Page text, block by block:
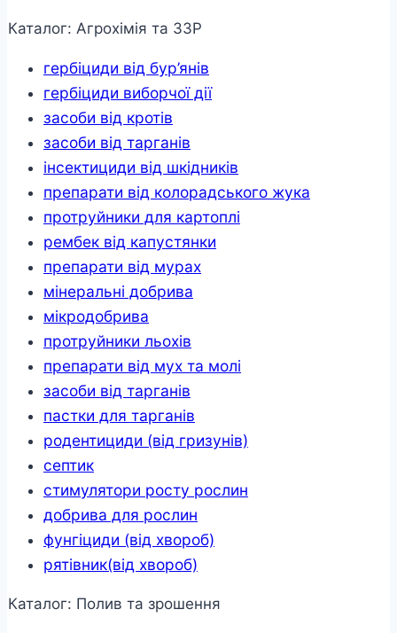
Каталог: Агрохімія та ЗЗР
гербіциди від бур’янів
гербіциди виборчої дії
засоби від кротів
засоби від тарганів
інсектициди від шкідників
препарати від колорадського жука
протруйники для картоплі
рембек від капустянки
препарати від мурах
мінеральні добрива
мікродобрива
протруйники льохів
препарати від мух та молі
засоби від тарганів
пастки для тарганів
родентициди (від гризунів)
септик
стимулятори росту рослин
добрива для рослин
фунгіциди (від хвороб)
рятівник(від хвороб)
Каталог: Полив та зрошення